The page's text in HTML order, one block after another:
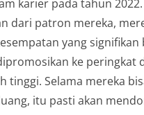
karier pada tahun 2022.
dari patron mereka,
yang signifikan
ke peringkat
tinggi. Selama mereka
itu pasti akan